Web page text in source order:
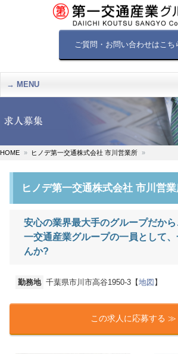
ご質問・お問い合わせはこ
MENU
HOME ヒノデ第一交通株式会社 市川営業所
ヒノデ第一交通株式会社 市川営
安心の業界最大手のグループだか
一交通産業グループの一員として
んか?
勤務地 千葉県市川市高谷1950-3【地図】
この求人に応募する ≫